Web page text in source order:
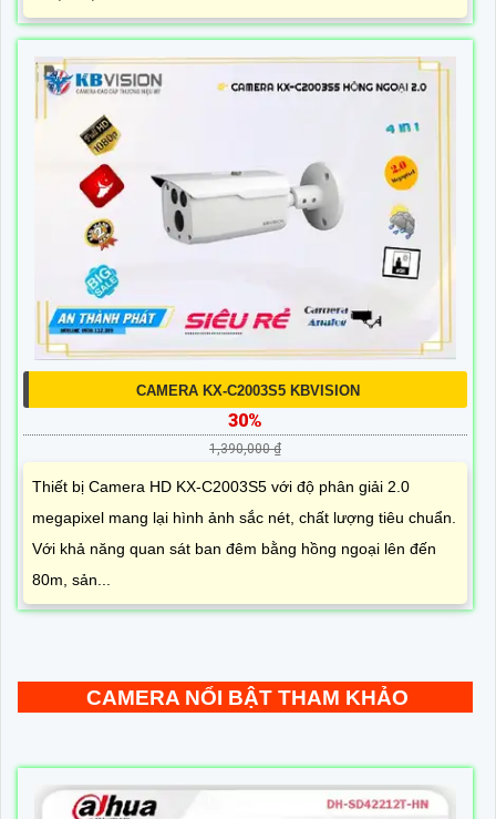
CAMERA KX-C2003S5 KBVISION
30%
1,390,000 ₫
Thiết bị Camera HD KX-C2003S5 với độ phân giải 2.0
megapixel mang lại hình ảnh sắc nét, chất lượng tiêu chuẩn.
Với khả năng quan sát ban đêm bằng hồng ngoại lên đến
80m, sản...
CAMERA NỔI BẬT THAM KHẢO